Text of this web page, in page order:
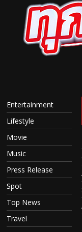
Entertainment
Lifestyle
Movie
Music
Press Release
Spot
Top News
Travel